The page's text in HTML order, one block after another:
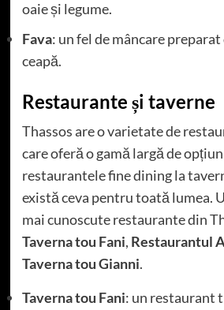
oaie și legume.
Fava: un fel de mâncare
ceapă.
Restaurante și taverne
Thassos are o varietate de
care oferă o gamă largă de
restaurantele fine dining la
există ceva pentru toată lumea.
mai cunoscute restaurante din
Taverna tou Fani, Restaurantul
Taverna tou Gianni.
Taverna tou Fani: un restaurant